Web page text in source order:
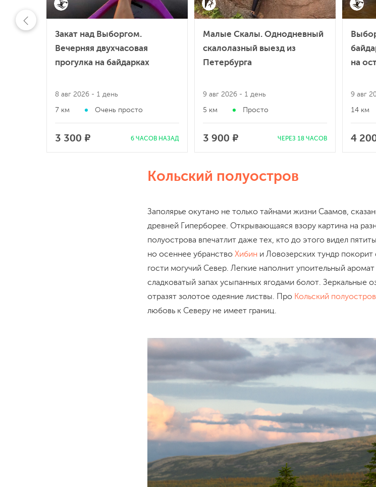
Закат над Выборгом.
Вечерняя двухчасовая
прогулка на байдарках
8 авг 2026 - 1 день
7 км Очень просто
3 300 ₽ 6 ЧАСОВ НАЗАД
Малые Скалы. Однодневный
скалолазный выезд из
Петербурга
9 авг 2026 - 1 день
5 км Просто
3 900 ₽ ЧЕРЕЗ 18 ЧАСОВ
на
9 авг
14 км
4
Кольский полуостров
Заполярье окутано не только тайнами жизни Саамов,
древней Гиперборее. Открывающаяся взору картина на
полуострова впечатлит даже тех, кто до этого видел
но осеннее убранство Хибин и Ловозерских тундр покорит
гости могучий Север. Легкие наполнит упоительный
сладковатый запах усыпанных ягодами болот. Зеркальные
отразят золотое одеяние листвы. Про Кольский
любовь к Северу не имеет границ.